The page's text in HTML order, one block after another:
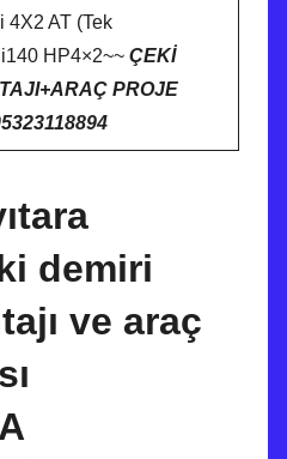
4X2 AT (Tek
HP4×2~~ ÇEKİ
PROJE
demiri
ve araç